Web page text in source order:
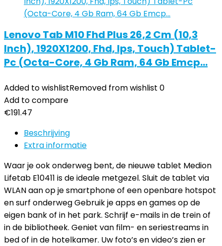
Lenovo Tab M10 Fhd Plus 26,2 Cm (10,3
Inch), 1920X1200, Fhd, Ips, Touch) Tablet-
Pc (Octa-Core, 4 Gb Ram, 64 Gb Emcp…
Added to wishlistRemoved from wishlist 0
Add to compare
€191.47
Beschrijving
Extra informatie
Waar je ook onderweg bent, de nieuwe tablet Medion
Lifetab E10411 is de ideale metgezel. Sluit de tablet via
WLAN aan op je smartphone of een openbare hotspot
en surf onderweg Gebruik je apps en games op de
eigen bank of in het park. Schrijf e-mails in de trein of
in de bibliotheek. Geniet van film- en seriestreams in
bed of in de hotelkamer. Uw foto’s en video’s zien er